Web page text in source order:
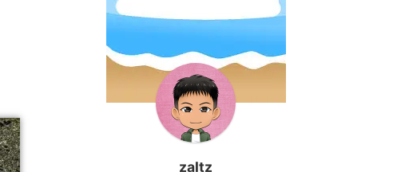
zaltz